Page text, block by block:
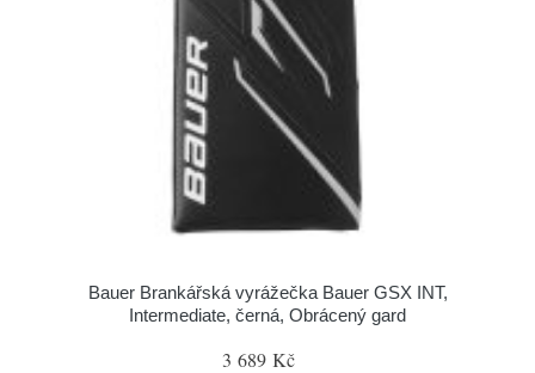
Bauer Brankářská vyrážečka Bauer GSX INT,
Intermediate, černá, Obrácený gard
3 689 Kč